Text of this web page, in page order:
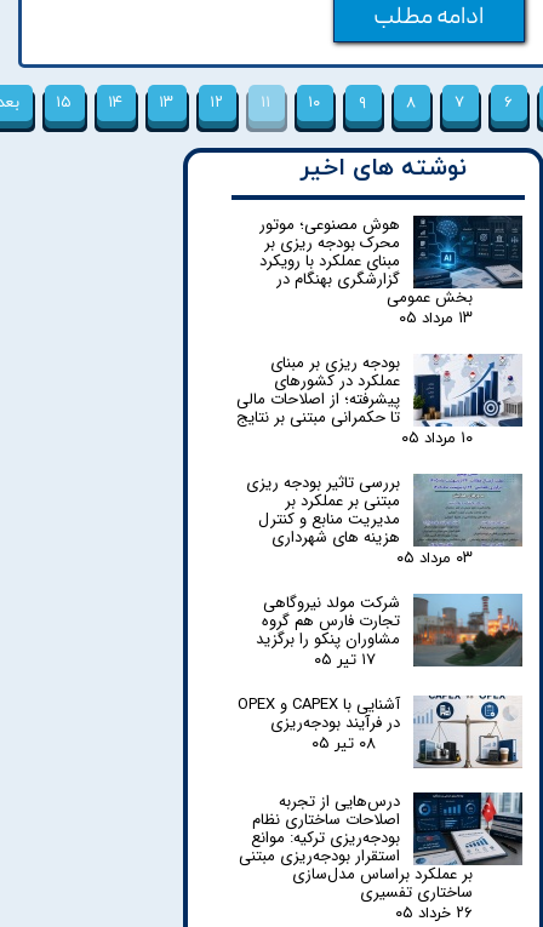
ادامه مطلب
۶ ۷ ۸ ۹ ۱۰ ۱۱ ۱۲ ۱۳ ۱۴ ۱۵
نوشته های اخیر
هوش مصنوعی؛ موتور
محرک بودجه ریزی بر
مبنای عملکرد با رویکرد
گزارشگری بهنگام در
بخش عمومی
۱۳ مرداد ۰۵
بودجه ریزی بر مبنای
عملکرد در کشورهای
پیشرفته؛ از اصلاحات مالی
تا حکمرانی مبتنی بر نتایج
۱۰ مرداد ۰۵
بررسی تاثیر بودجه ریزی
مبتنی بر عملکرد بر
مدیریت منابع و کنترل
هزینه های شهرداری
۰۳ مرداد ۰۵
شرکت مولد نیروگاهی
تجارت فارس هم گروه
مشاوران پنکو را برگزید
۱۷ تیر ۰۵
آشنایی با CAPEX و OPEX
در فرآیند بودجه‌ریزی
۰۸ تیر ۰۵
درس‌هایی از تجربه
اصلاحات ساختاری نظام
بودجه‌ریزی ترکیه: موانع
استقرار بودجه‌ریزی مبتنی
بر عملکرد براساس مدل‌سازی
ساختاری تفسیری
۲۶ خرداد ۰۵